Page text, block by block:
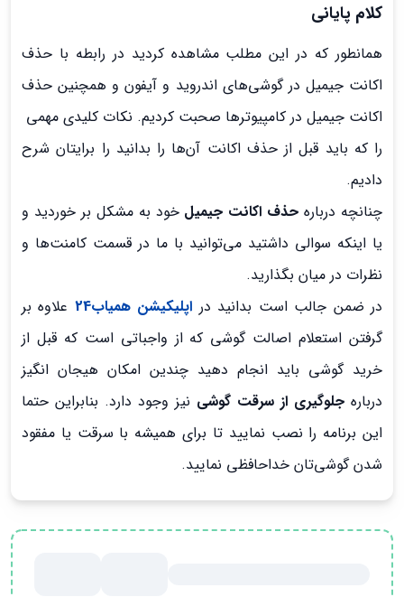
کلام پایانی
همانطور که در این مطلب مشاهده کردید در رابطه با حذف
اکانت جیمیل در گوشی‌های اندروید و آیفون و همچنین حذف
اکانت جیمیل در کامپیوترها صحبت کردیم. نکات کلیدی مهمی
را که باید قبل از حذف اکانت آن‌ها را بدانید را برایتان شرح
دادیم.
چنانچه درباره حذف اکانت جیمیلخود به مشکل بر خوردید و
یا اینکه سوالی داشتید می‌توانید با ما در قسمت کامنت‌ها و
نظرات در میان بگذارید.
در ضمن جالب است بدانید در اپلیکیشن همیاب24
علاوه بر
گرفتن استعلام اصالت گوشی که از واجباتی است که قبل از
خرید گوشی باید انجام دهید چندین امکان هیجان انگیز
درباره جلوگیری از سرقت گوشی نیز وجود دارد. بنابراین حتما
این برنامه را نصب نمایید تا برای همیشه با سرقت یا مفقود
شدن گوشی‌تان خداحافظی نمایید.